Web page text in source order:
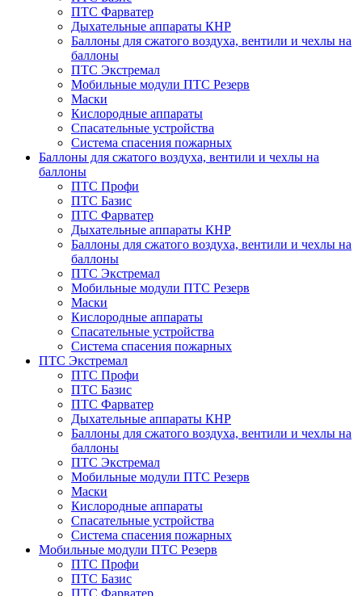
ПТС Фарватер
Дыхательные аппараты КНР
Баллоны для сжатого воздуха, вентили и чехлы на
баллоны
ПТС Экстремал
Мобильные модули ПТС Резерв
Маски
Кислородные аппараты
Спасательные устройства
Система спасения пожарных
Баллоны для сжатого воздуха, вентили и чехлы на
баллоны
ПТС Профи
ПТС Базис
ПТС Фарватер
Дыхательные аппараты КНР
Баллоны для сжатого воздуха, вентили и чехлы на
баллоны
ПТС Экстремал
Мобильные модули ПТС Резерв
Маски
Кислородные аппараты
Спасательные устройства
Система спасения пожарных
ПТС Экстремал
ПТС Профи
ПТС Базис
ПТС Фарватер
Дыхательные аппараты КНР
Баллоны для сжатого воздуха, вентили и чехлы на
баллоны
ПТС Экстремал
Мобильные модули ПТС Резерв
Маски
Кислородные аппараты
Спасательные устройства
Система спасения пожарных
Мобильные модули ПТС Резерв
ПТС Профи
ПТС Базис
ПТС Фарватер